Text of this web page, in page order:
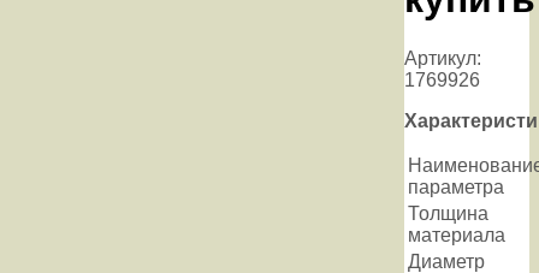
Артикул:
1769926
параметра
Толщина
материала
Диаметр